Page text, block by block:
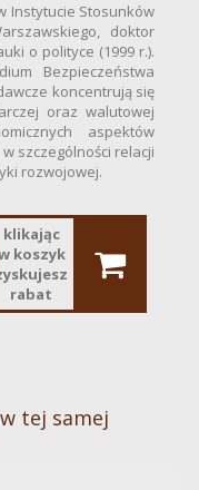
Instytucie Stosunków
doktor
o polityce (1999 r.).
Bezpieczeństwa
koncentrują się
oraz walutowej
aspektów
szczególności relacji
rozwojowej.
klikając
koszyk
rabat
tej samej